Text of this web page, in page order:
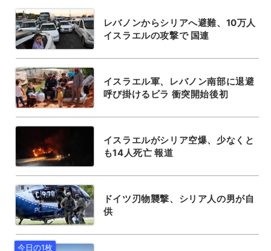
レバノンからシリアへ避難、10万人
イスラエルの攻撃で 国連
イスラエル軍、レバノン南部に退避
呼び掛けるビラ 衝突開始後初
イスラエルがシリア空爆、少なくと
も14人死亡 報道
ドイツ刃物襲撃、シリア人の男が自
供